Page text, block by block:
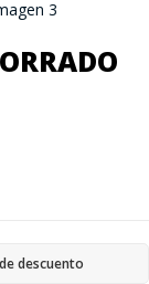
descuento